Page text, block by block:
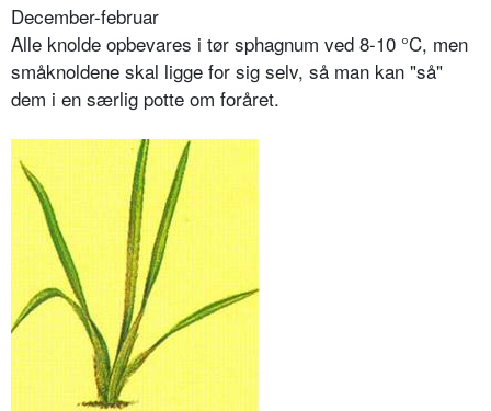
December-februar
Alle knolde opbevares i tør sphagnum ved 8-10 °C, men
småknoldene skal ligge for sig selv, så man kan "så"
dem i en særlig potte om foråret.